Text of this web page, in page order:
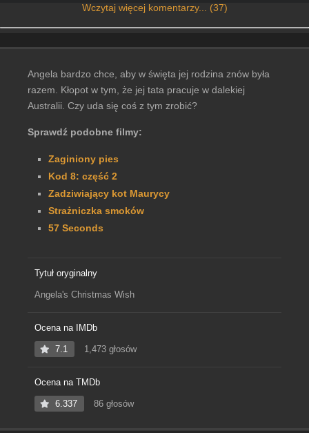
Wczytaj więcej komentarzy... (37)
Angela bardzo chce, aby w święta jej rodzina znów była
razem. Kłopot w tym, że jej tata pracuje w dalekiej
Australii. Czy uda się coś z tym zrobić?
Sprawdź podobne filmy:
Zaginiony pies
Kod 8: część 2
Zadziwiający kot Maurycy
Strażniczka smoków
57 Seconds
Tytuł oryginalny
Angela's Christmas Wish
Ocena na IMDb
7.1 1,473 głosów
Ocena na TMDb
6.337 86 głosów